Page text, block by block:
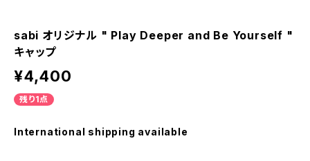
sabi オリジナル " Play Deeper and Be Yourself "
キャップ
¥4,400
残り1点
International shipping available